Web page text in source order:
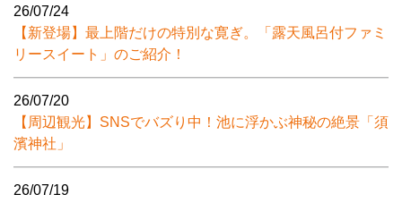
26/07/24
【新登場】最上階だけの特別な寛ぎ。「露天風呂付ファミ
リースイート」のご紹介！
26/07/20
【周辺観光】SNSでバズり中！池に浮かぶ神秘の絶景「須
濱神社」
26/07/19